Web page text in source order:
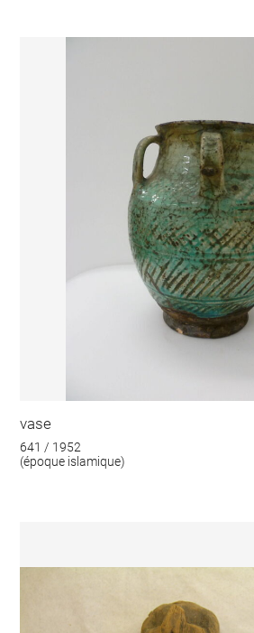
vase
641 / 1952
(époque islamique)